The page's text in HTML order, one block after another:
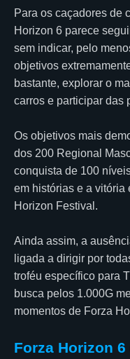
Para os caçadores de
Horizon 6 parece
sem indicar, pelo
objetivos
bastante, explorar o
carros e participar das
Os objetivos mais
dos 200 Regional
conquista de 100
em histórias e a vitória
Horizon Festival.
Ainda assim, a
ligada a dirigir por
troféu específico para
busca pelos 1.000G
momentos de Forza
Forza Horizon